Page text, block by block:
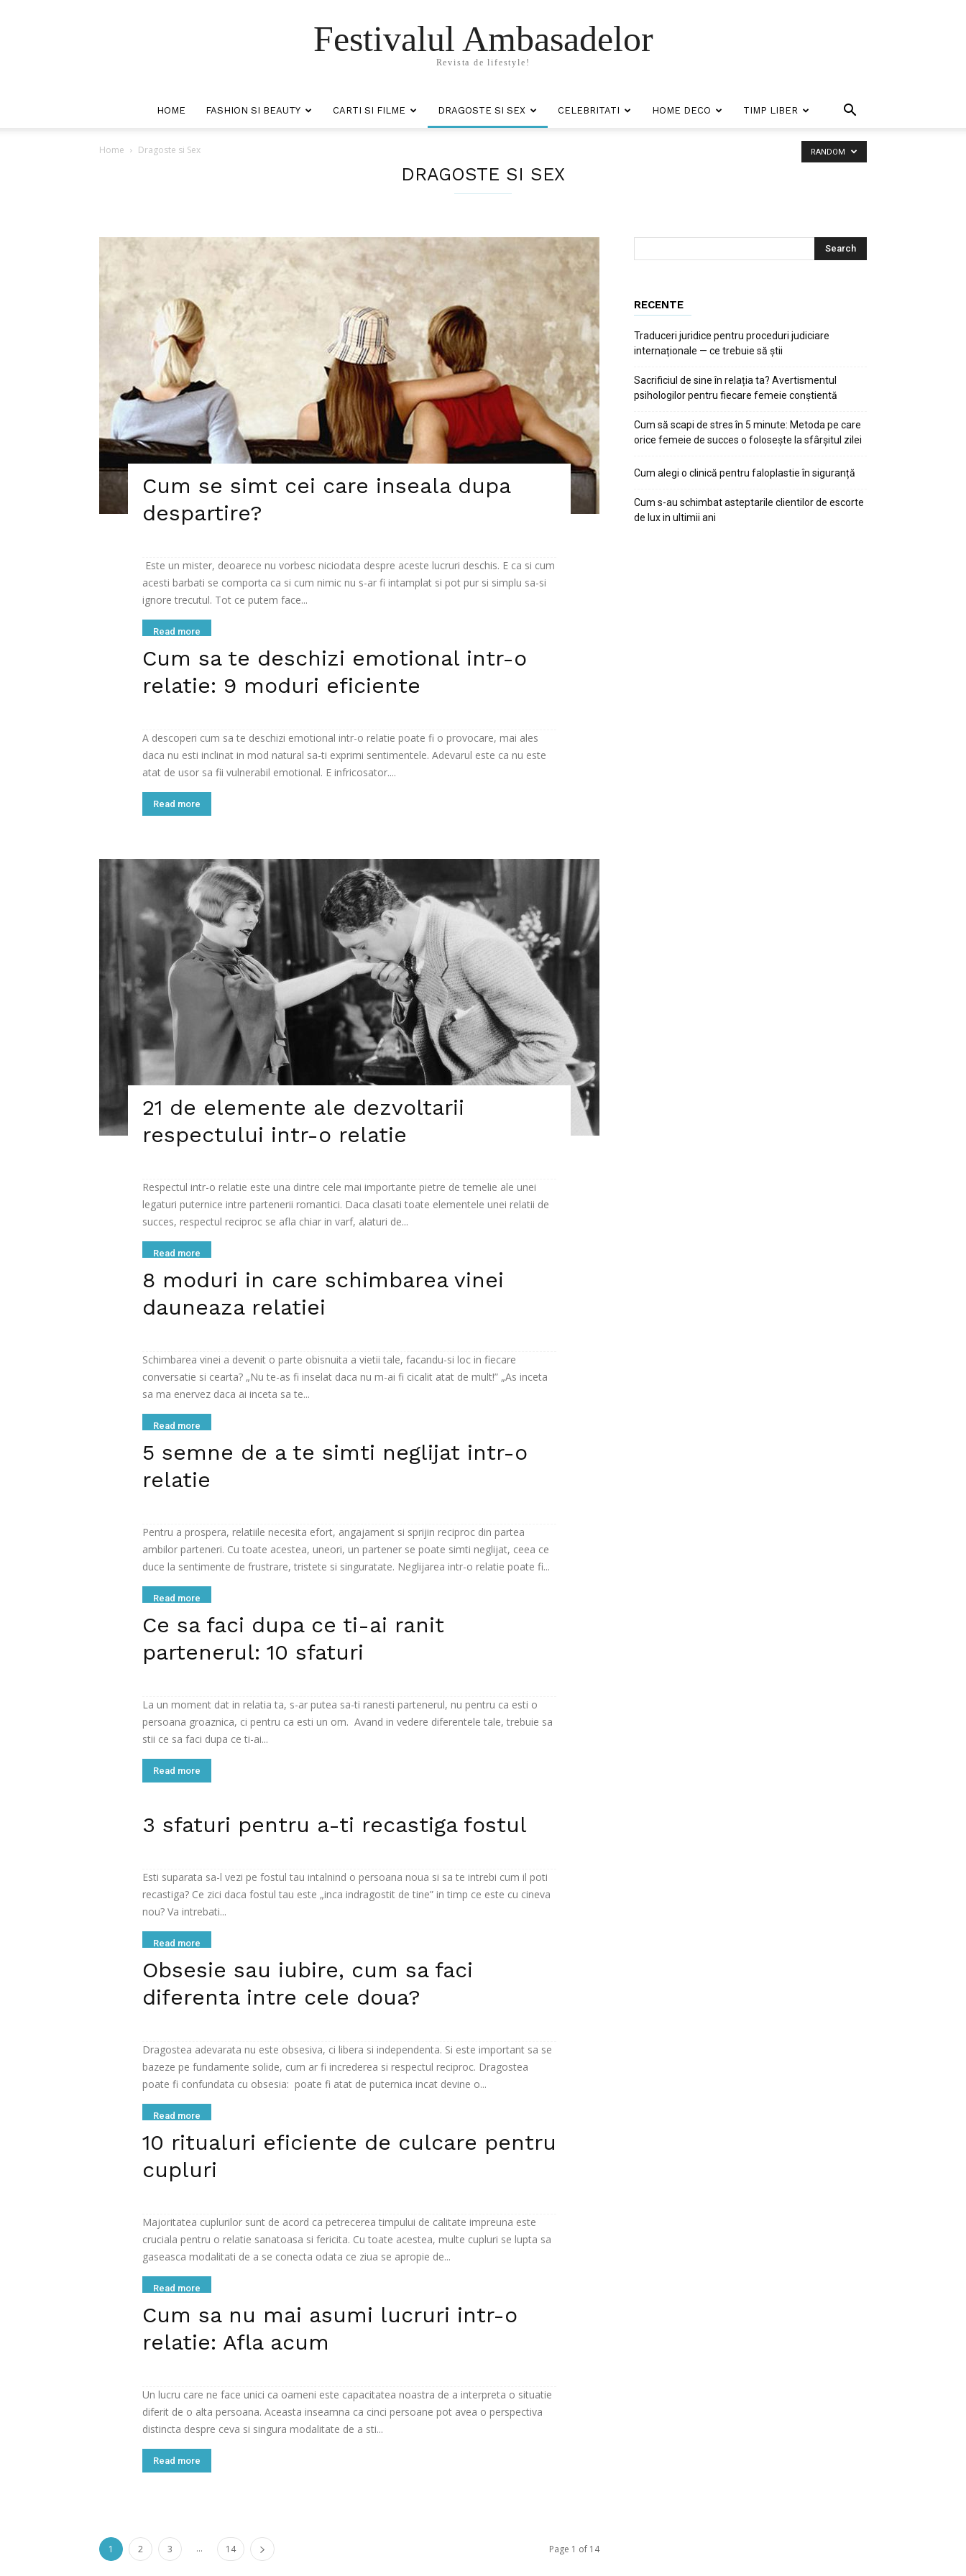
Festivalul Ambasadelor
Revista de lifestyle!
HOME FASHION SI BEAUTY CARTI SI FILME DRAGOSTE SI SEX CELEBRITATI HOME DECO TIMP LIBER
Home Dragoste si Sex
DRAGOSTE SI SEX
RANDOM
Cum se simt cei care inseala dupa
despartire?
Este un mister, deoarece nu vorbesc niciodata despre aceste lucruri deschis. E ca si cum
acesti barbati se comporta ca si cum nimic nu s-ar fi intamplat si pot pur si simplu sa-si
ignore trecutul. Tot ce putem face...
Read more
Cum sa te deschizi emotional intr-o
relatie: 9 moduri eficiente
A descoperi cum sa te deschizi emotional intr-o relatie poate fi o provocare, mai ales
daca nu esti inclinat in mod natural sa-ti exprimi sentimentele. Adevarul este ca nu este
atat de usor sa fii vulnerabil emotional. E infricosator....
Read more
21 de elemente ale dezvoltarii
respectului intr-o relatie
Respectul intr-o relatie este una dintre cele mai importante pietre de temelie ale unei
legaturi puternice intre partenerii romantici. Daca clasati toate elementele unei relatii de
succes, respectul reciproc se afla chiar in varf, alaturi de...
Read more
8 moduri in care schimbarea vinei
dauneaza relatiei
Schimbarea vinei a devenit o parte obisnuita a vietii tale, facandu-si loc in fiecare
conversatie si cearta? „Nu te-as fi inselat daca nu m-ai fi cicalit atat de mult!” „As inceta
sa ma enervez daca ai inceta sa te...
Read more
5 semne de a te simti neglijat intr-o
relatie
Pentru a prospera, relatiile necesita efort, angajament si sprijin reciproc din partea
ambilor parteneri. Cu toate acestea, uneori, un partener se poate simti neglijat, ceea ce
duce la sentimente de frustrare, tristete si singuratate. Neglijarea intr-o relatie poate fi...
Read more
Ce sa faci dupa ce ti-ai ranit
partenerul: 10 sfaturi
La un moment dat in relatia ta, s-ar putea sa-ti ranesti partenerul, nu pentru ca esti o
persoana groaznica, ci pentru ca esti un om. Avand in vedere diferentele tale, trebuie sa
stii ce sa faci dupa ce ti-ai...
Read more
3 sfaturi pentru a-ti recastiga fostul
Esti suparata sa-l vezi pe fostul tau intalnind o persoana noua si sa te intrebi cum il poti
recastiga? Ce zici daca fostul tau este „inca indragostit de tine” in timp ce este cu cineva
nou? Va intrebati...
Read more
Obsesie sau iubire, cum sa faci
diferenta intre cele doua?
Dragostea adevarata nu este obsesiva, ci libera si independenta. Si este important sa se
bazeze pe fundamente solide, cum ar fi increderea si respectul reciproc. Dragostea
poate fi confundata cu obsesia: poate fi atat de puternica incat devine o...
Read more
10 ritualuri eficiente de culcare pentru
cupluri
Majoritatea cuplurilor sunt de acord ca petrecerea timpului de calitate impreuna este
cruciala pentru o relatie sanatoasa si fericita. Cu toate acestea, multe cupluri se lupta sa
gaseasca modalitati de a se conecta odata ce ziua se apropie de...
Read more
Cum sa nu mai asumi lucruri intr-o
relatie: Afla acum
Un lucru care ne face unici ca oameni este capacitatea noastra de a interpreta o situatie
diferit de o alta persoana. Aceasta inseamna ca cinci persoane pot avea o perspectiva
distincta despre ceva si singura modalitate de a sti...
Read more
1 2 3 ... 14 Page 1 of 14
RECENTE
Traduceri juridice pentru proceduri judiciare
internaționale — ce trebuie să știi
Sacrificiul de sine în relația ta? Avertismentul
psihologilor pentru fiecare femeie conștientă
Cum să scapi de stres în 5 minute: Metoda pe care
orice femeie de succes o folosește la sfârșitul zilei
Cum alegi o clinică pentru faloplastie în siguranță
Cum s-au schimbat asteptarile clientilor de escorte
de lux in ultimii ani